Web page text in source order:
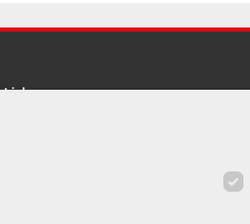
kan finde sig hjemme i.
Links